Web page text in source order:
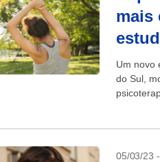
mais
Um novo
do Sul,
05/03/23